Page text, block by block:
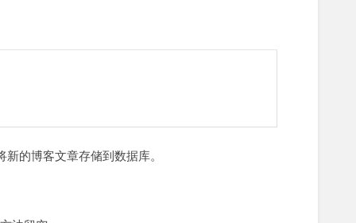
新的博客文章存储到数据库。